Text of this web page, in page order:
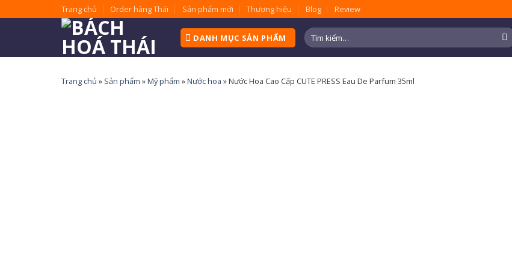
to
Trang chủ Order hàng Thái Sản phẩm mới Thương hiệu Blog Review
DANH MỤC SẢN PHẨM
Tìm
kiếm:
Trang chủ » Sản phẩm »Mỹ phẩm »Nước hoa »Nước Hoa Cao Cấp CUTE PRESS Eau De Parfum 35ml